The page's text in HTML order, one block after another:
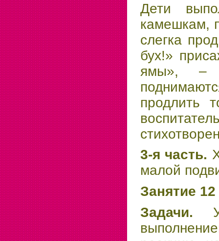
Дети
камешкам,
слегка
бух!»
ямы», –
продлить
3-я часть.
малой
Занятие 12
Задачи.